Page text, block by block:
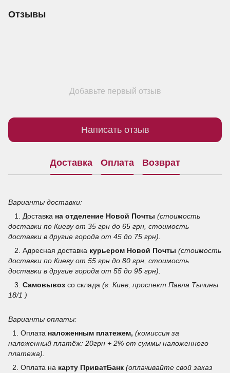
Отзывы
Добавьте первый отзыв
Написать отзыв
Доставка Оплата Возврат
Варианты доставки:
1. Доставка на отделение Новой Почты (стоимость
доставки по Киеву от 35 грн до 65 грн, стоимость
доставки в другие города от 45 до 75 грн).
2. Адресная доставка курьером Новой Почты (стоимость
доставки по Киеву от 55 грн до 80 грн, стоимость
доставки в другие города от 55 до 95 грн).
3. Самовывоз со склада (г. Киев, проспект Павла Тычины
18/1 )
Варианты оплаты:
1. Оплата наложенным платежем, (комиссия за
наложенный платёж: 20грн + 2% от суммы наложенного
платежа).
2. Оплата на карту ПриватБанк (оплачивайте свой заказ